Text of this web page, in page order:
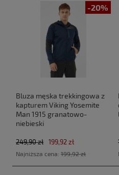
-20%
Bluza męska trekkingowa z
kapturem Viking Yosemite
Man 1915 granatowo-
niebieski
199,92 zł
249,90 zł
Najniższa cena:199,92 zł